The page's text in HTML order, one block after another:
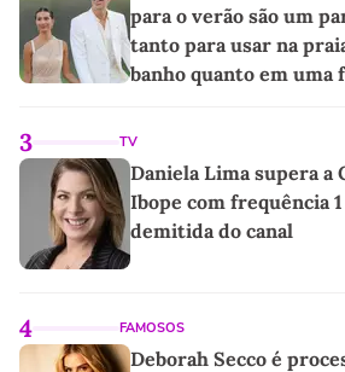
para o verão são um
tanto para usar na
banho quanto em uma
3 TV
Daniela Lima supera a
Ibope com frequência
demitida do canal
4 FAMOSOS
Deborah Secco é